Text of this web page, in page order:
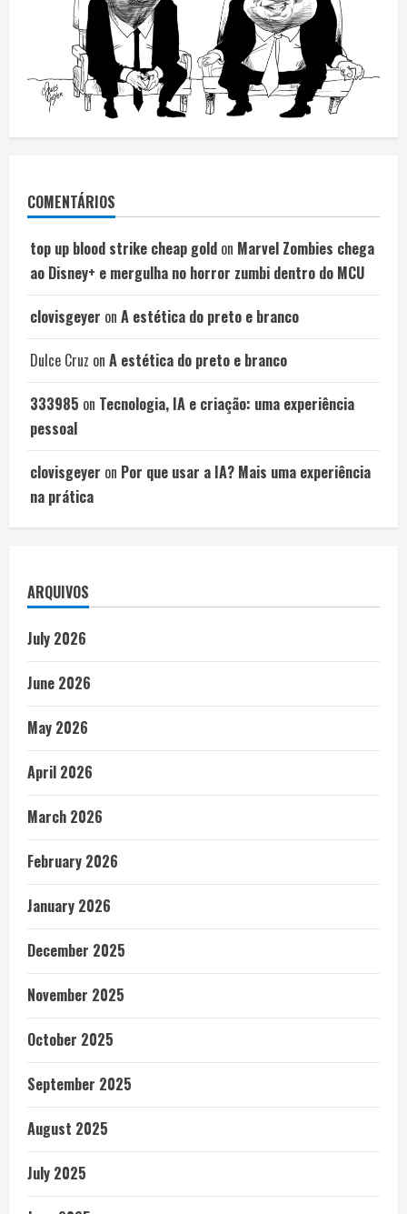
COMENTÁRIOS
top up blood strike cheap gold on Marvel Zombies chega
ao Disney+ e mergulha no horror zumbi dentro do MCU
clovisgeyer on A estética do preto e branco
Dulce Cruz on A estética do preto e branco
333985 on Tecnologia, IA e criação: uma experiência
pessoal
clovisgeyer on Por que usar a IA? Mais uma experiência
na prática
ARQUIVOS
July 2026
June 2026
May 2026
April 2026
March 2026
February 2026
January 2026
December 2025
November 2025
October 2025
September 2025
August 2025
July 2025